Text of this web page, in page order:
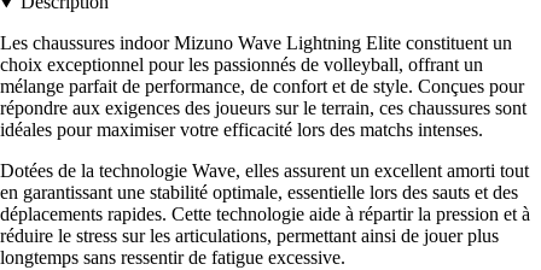
Les chaussures indoor Mizuno Wave Lightning Elite constituent un
choix exceptionnel pour les passionnés de volleyball, offrant un
mélange parfait de performance, de confort et de style. Conçues pour
répondre aux exigences des joueurs sur le terrain, ces chaussures sont
idéales pour maximiser votre efficacité lors des matchs intenses.
Dotées de la technologie Wave, elles assurent un excellent amorti tout
en garantissant une stabilité optimale, essentielle lors des sauts et des
déplacements rapides. Cette technologie aide à répartir la pression et à
réduire le stress sur les articulations, permettant ainsi de jouer plus
longtemps sans ressentir de fatigue excessive.